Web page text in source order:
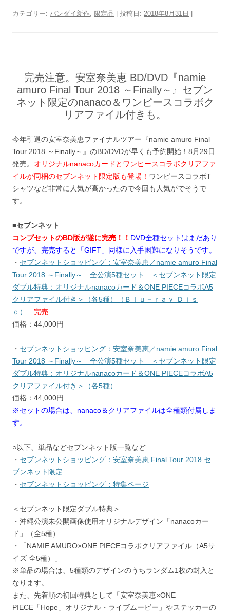
カテゴリー: バンダイ新作, 限定品 | 投稿日: 2018年8月31日
完売注意。安室奈美恵 BD/DVD『namie
amuro Final Tour 2018 ～Finally～』セブン
ネット限定のnanaco＆ワンピースコラボク
リアファイル付きも。
今年引退の安室奈美恵ファイナルツアー『namie amuro Final
Tour 2018 ～Finally～』のBD/DVDが早くも予約開始！8月29日
発売。 オリジナルnanacoカードとワンピースコラボクリアファ
イルが同梱のセブンネット限定版も登場！ ワンピースコラボT
シャツなど非常に人気が高かったので今回も人気がでそうで
す。
■セブンネット
コンプセットのBD版が遂に完売！！ DVD全種セットはまだあり
ですが、完売すると「GIFT」同様に入手困難になりそうです。
・ セブンネットショッピング：安室奈美恵／namie amuro Final
Tour 2018 ～Finally～ 全公演5種セット ＜セブンネット限定
ダブル特典：オリジナルnanacoカード＆ONE PIECEコラボA5
クリアファイル付き＞（各5種）（Ｂｌｕ－ｒａｙ Ｄｉｓ
ｃ）
完売
価格：44,000円
・ セブンネットショッピング：安室奈美恵／namie amuro Final
Tour 2018 ～Finally～ 全公演5種セット ＜セブンネット限定
ダブル特典：オリジナルnanacoカード＆ONE PIECEコラボA5
クリアファイル付き＞（各5種）
価格：44,000円
※セットの場合は、nanaco＆クリアファイルは全種類付属しま
す。
○以下、単品などセブンネット版一覧など
・ セブンネットショッピング：安室奈美恵 Final Tour 2018 セ
ブンネット限定
・ セブンネットショッピング：特集ページ
＜セブンネット限定ダブル特典＞
・沖縄公演未公開画像使用オリジナルデザイン「nanacoカー
ド」（全5種）
・「NAMIE AMURO×ONE PIECEコラボクリアファイル（A5サ
イズ 全5種）」
※単品の場合は、5種類のデザインのうちランダム1枚の封入と
なります。
また、先着順の初回特典として「安室奈美恵×ONE
PIECE「Hope」オリジナル・ライブムービー」やステッカーの